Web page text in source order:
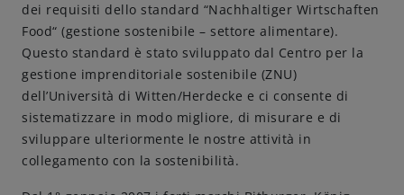
Qualità
Ricette
Come servire
Birrificazione
dei requisiti dello standard “Nachhaltiger Wirtschaften
Food“ (gestione sostenibile – settore alimentare).
Questo standard è stato sviluppato dal Centro per la
gestione imprenditoriale sostenibile (ZNU)
dell’Università di Witten/Herdecke e ci consente di
sistematizzare in modo migliore, di misurare e di
sviluppare ulteriormente le nostre attività in
collegamento con la sostenibilità.